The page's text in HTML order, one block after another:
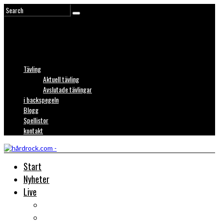
Tävling
Aktuell tävling
Avslutade tävlingar
i backspegeln
Blogg
Spellistor
kontakt
Start
Nyheter
Live